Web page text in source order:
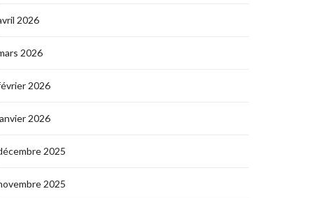
2026
2026
2026
2026
2025
2025